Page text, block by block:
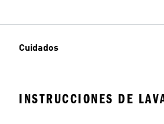
Cuidados
INSTRUCCIONES DE